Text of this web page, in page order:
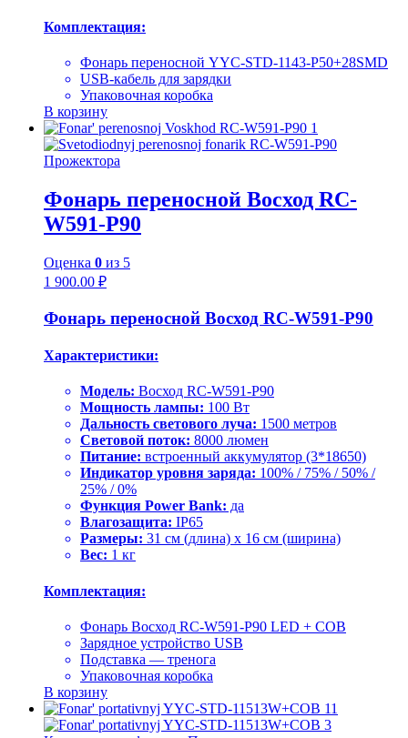
Комплектация:
Фонарь переносной YYC-STD-1143-P50+28SMD
USB-кабель для зарядки
Упаковочная коробка
В корзину
Прожектора
Фонарь переносной Восход RC-
W591-P90
Оценка 0 из 5
1 900.00 ₽
Фонарь переносной Восход RC-W591-P90
Характеристики:
Модель: Восход RC-W591-P90
Мощность лампы: 100 Вт
Дальность светового луча: 1500 метров
Световой поток: 8000 люмен
Питание: встроенный аккумулятор (3*18650)
Индикатор уровня заряда: 100% / 75% / 50% /
25% / 0%
Функция Power Bank: да
Влагозащита: IP65
Размеры: 31 см (длина) x 16 см (ширина)
Вес: 1 кг
Комплектация:
Фонарь Восход RC-W591-P90 LED + COB
Зарядное устройство USB
Подставка — тренога
Упаковочная коробка
В корзину